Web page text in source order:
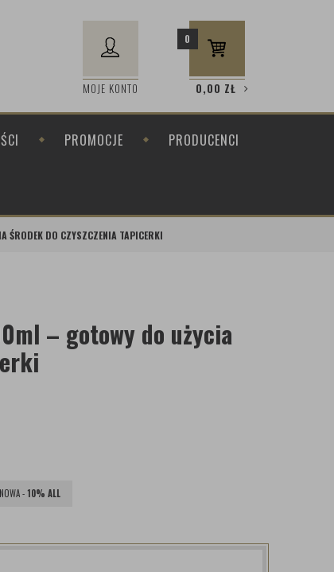
MOJE KONTO
0
0,00 ZŁ
PROMOCJE PRODUCENCI
ŚRODEK DO CZYSZCZENIA TAPICERKI
– gotowy do użycia
-10% ALL